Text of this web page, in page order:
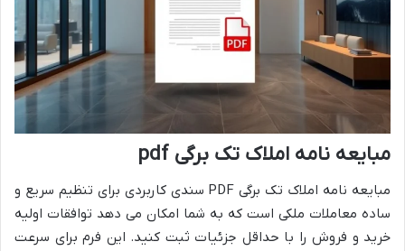
مبایعه نامه املاک تک برگی pdf
مبایعه نامه املاک تک برگی PDF سندی کاربردی برای تنظیم سریع و
ساده معاملات ملکی است که به شما امکان می دهد توافقات اولیه
خرید و فروش را با حداقل جزئیات ثبت کنید. این فرم برای سرعت